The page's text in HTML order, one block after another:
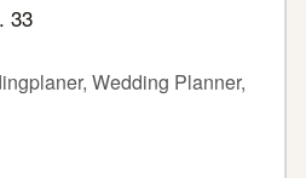
33
Wedding Planner,